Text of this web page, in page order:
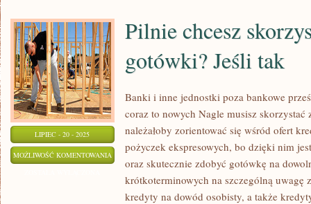
LIPIEC - 20 - 2025
MOŻLIWOŚĆ KOMENTOWANIA PILNIE
Pilnie chcesz
gotówki? Jeśli tak
Banki i inne jednostki poza bankowe
coraz to nowych Nagle musisz
należałoby zorientować się wśród ofert
pożyczek ekspresowych, bo dzięki nim
oraz skutecznie zdobyć gotówkę na
krótkoterminowych na szczególną uwagę
kredyty na dowód osobisty, a także